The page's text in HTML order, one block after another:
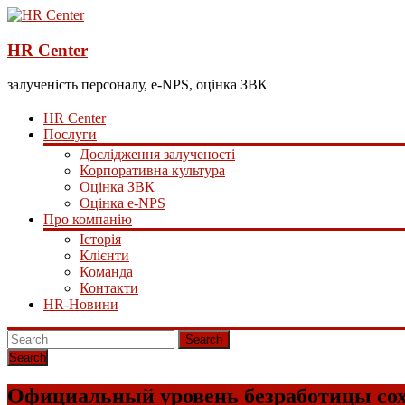
HR Center
залученість персоналу, e-NPS, оцінка ЗВК
HR Center
Послуги
Дослідження залученості
Корпоративна культура
Оцінка ЗВК
Оцінка e-NPS
Про компанію
Історія
Клієнти
Команда
Контакти
HR-Новини
Search
Официальный уровень безработицы